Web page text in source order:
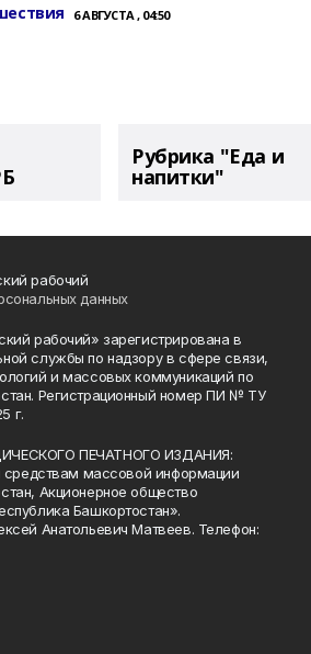
6 АВГУСТА , 04:50
Рубрика "Еда и
напитки"
рабочий
данных
рабочий» зарегистрирована в
службы по надзору в сфере связи,
и массовых коммуникаций по
Регистрационный номер ПИ № ТУ
г.
ПЕЧАТНОГО ИЗДАНИЯ:
средствам массовой информации
Акционерное общество
Башкортостан».
Анатольевич Матвеев. Телефон: